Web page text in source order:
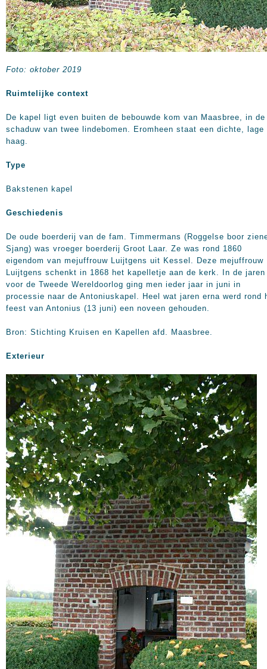
Foto: oktober 2019
Ruimtelijke context
De kapel ligt even buiten de bebouwde kom van Maasbree, in de
schaduw van twee lindebomen. Eromheen staat een dichte, lage
haag.
Type
Bakstenen kapel
Geschiedenis
De oude boerderij van de fam. Timmermans (Roggelse boor
Sjang) was vroeger boerderij Groot Laar. Ze was rond 1860
eigendom van mejuffrouw Luijtgens uit Kessel. Deze mejuffrouw
Luijtgens schenkt in 1868 het kapelletje aan de kerk. In de jaren
voor de Tweede Wereldoorlog ging men ieder jaar in juni in
processie naar de Antoniuskapel. Heel wat jaren erna werd rond
feest van Antonius (13 juni) een noveen gehouden.
Bron: Stichting Kruisen en Kapellen afd. Maasbree.
Exterieur